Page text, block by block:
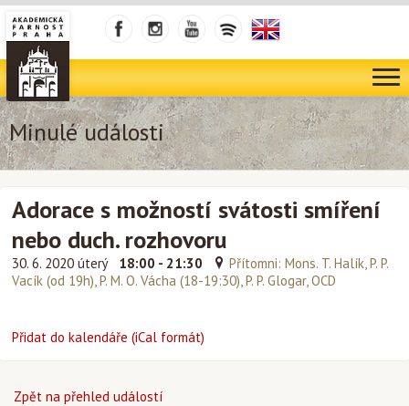
Minulé události
Adorace s možností svátosti smíření
nebo duch. rozhovoru
30. 6. 2020 úterý 18:00 - 21:30
Přítomni: Mons. T. Halík, P. P.
Vacík (od 19h), P. M. O. Vácha (18-19:30), P. P. Glogar, OCD
Přidat do kalendáře (iCal formát)
Zpět na přehled událostí